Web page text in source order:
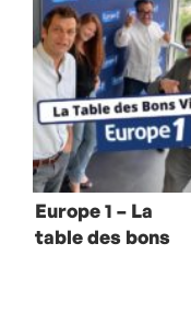
Europe 1 – La
table des bons